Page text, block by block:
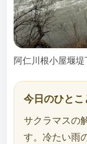
阿仁川根小屋堰堤
今日のひとこ
サクラマスの
す。冷たい雨